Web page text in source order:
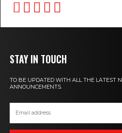
STAY IN TOUCH
TO BE UPDATED WITH ALL THE LATEST
ANNOUNCEMENTS.